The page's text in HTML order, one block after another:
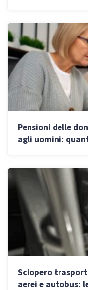
Pensioni delle
agli uomini:
Sciopero
aerei e autobus: